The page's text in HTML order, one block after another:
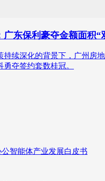
广东保利豪夺金额面积
持续深化的背景下，广州房
夺签约套数桂冠。
智能体产业发展白皮书